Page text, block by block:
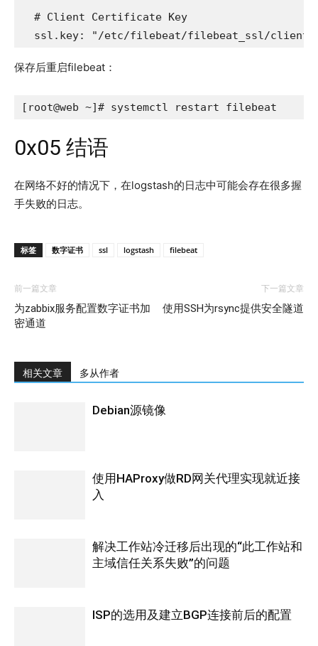
  # Client Certificate Key
ssl.key: "/etc/filebeat/filebeat_ssl/
保存后重启filebeat：
[root@web ~]# systemctl restart filebeat
0x05 结语
在网络不好的情况下，在logstash的日志中可能会存在很多握
手失败的日志。
标签 数字证书 ssl logstash filebeat
前一篇文章
为zabbix服务配置数字证书加
密通道
下一篇文章
使用SSH为rsync提供安全隧道
相关文章 多从作者
Debian源镜像
使用HAProxy做RD网关代理实现就近接
入
解决工作站冷迁移后出现的“此工作站和
主域信任关系失败”的问题
ISP的选用及建立BGP连接前后的配置